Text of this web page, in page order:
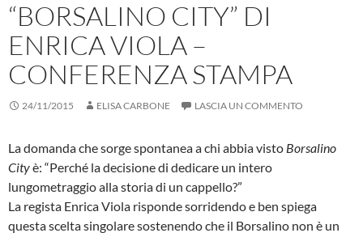
“BORSALINO CITY” DI
ENRICA VIOLA –
CONFERENZA STAMPA
24/11/2015 ELISA CARBONE LASCIA UN COMMENTO
La domanda che sorge spontanea a chi abbia visto Borsalino
Cityè: “Perché la decisione di dedicare un intero
lungometraggio alla storia di un cappello?”
La regista Enrica Viola risponde sorridendo e ben spiega
questa scelta singolare sostenendo che il Borsalino non è un